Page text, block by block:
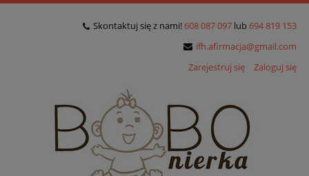
Skontaktuj się z nami! 608 087 097 lub 694 819 153
ifh.afirmacja@gmail.com
Zarejestruj się
Zaloguj się